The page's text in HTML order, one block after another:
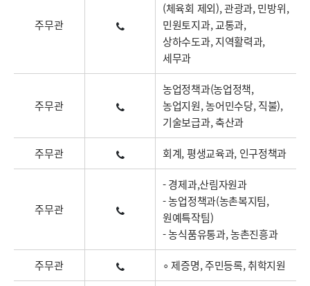
주무관
(체육회 제외), 관광과, 민방위,
민원토지과, 교통과,
상하수도과, 지역활력과,
세무과
주무관
농업정책과(농업정책,
농업지원, 농어민수당, 직불),
기술보급과, 축산과
주무관 회계, 평생교육과, 인구정책과
주무관
- 경제과,산림자원과
- 농업정책과(농촌복지팀,
원예특작팀)
- 농식품유통과, 농촌진흥과
주무관 ∘ 제증명, 주민등록, 취학지원